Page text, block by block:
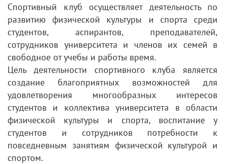
Спортивный клуб осуществляет деятельность по
развитию физической культуры и спорта среди
студентов, аспирантов, преподавателей,
сотрудников университета и членов их семей в
свободное от учебы и работы время.
Цель деятельности спортивного клуба является
создание благоприятных возможностей для
удовлетворения многообразных интересов
студентов и коллектива университета в области
физической культуры и спорта, воспитание у
студентов и сотрудников потребности к
повседневным занятиям физической культурой и
спортом.